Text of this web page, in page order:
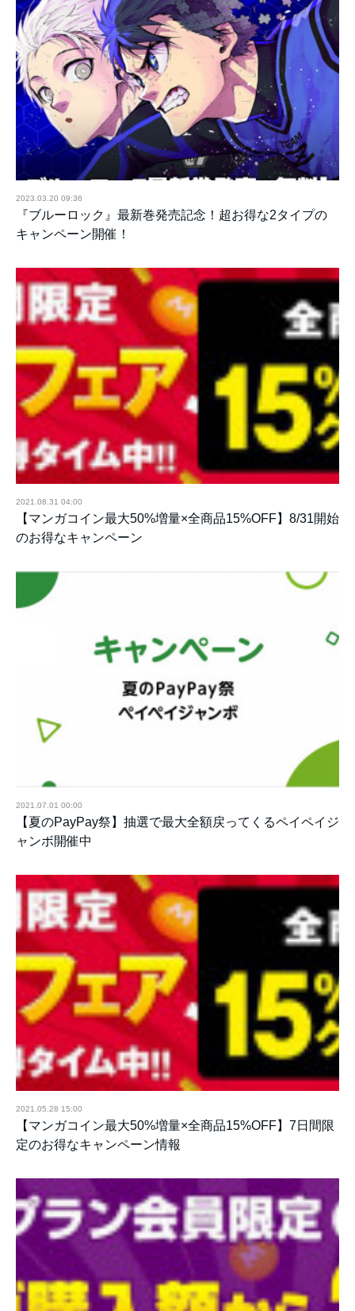
2023.03.20 09:36
『ブルーロック』最新巻発売記念！超お得な2タイプの
キャンペーン開催！
2021.08.31 04:00
【マンガコイン最大50%増量×全商品15%OFF】8/31開始
のお得なキャンペーン
2021.07.01 00:00
【夏のPayPay祭】抽選で最大全額戻ってくるペイペイジ
ャンボ開催中
2021.05.28 15:00
【マンガコイン最大50%増量×全商品15%OFF】7日間限
定のお得なキャンペーン情報